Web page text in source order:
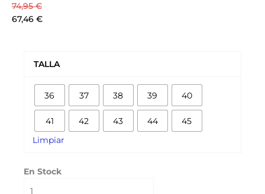
74,95€
67,46 €
TALLA
36 37 38 39 40
41 42 43 44 45
Limpiar
En Stock
OG
'METALLIC
GOLD'
cantidad